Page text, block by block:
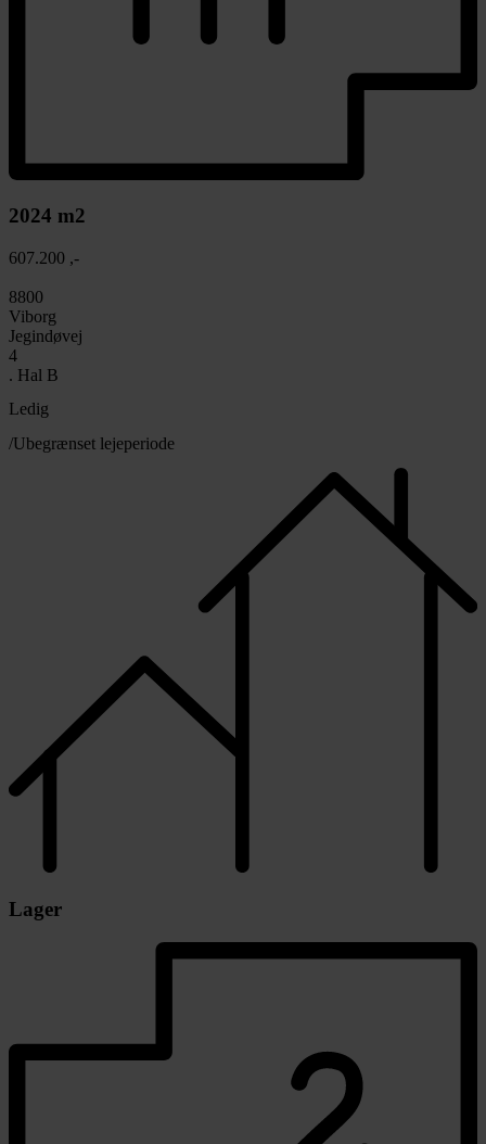
2024 m2
607.200 ,-
8800
Viborg
Jegindøvej
4
. Hal B
Ledig
/Ubegrænset lejeperiode
Lager